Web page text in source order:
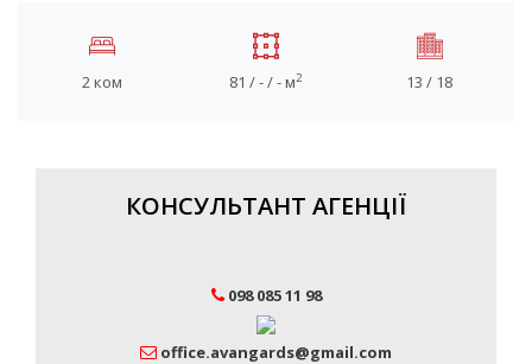
2 ком 81 / - / - м2 13 / 18
КОНСУЛЬТАНТ АГЕНЦІЇ
098 085 11 98
office.avangards@gmail.com